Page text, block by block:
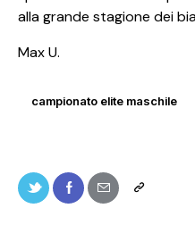
alla grande stagione dei
Max U.
campionato elite maschile